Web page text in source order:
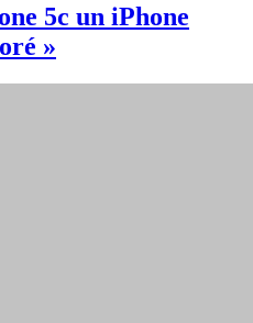
5c un iPhone
»